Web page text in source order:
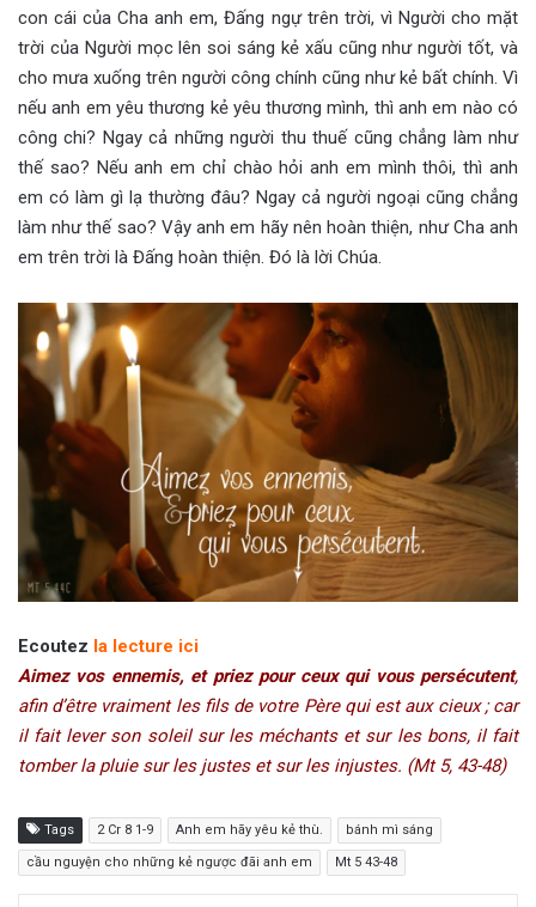
con cái của Cha anh em, Đấng ngự trên trời, vì Người cho mặt
trời của Người mọc lên soi sáng kẻ xấu cũng như người tốt, và
cho mưa xuống trên người công chính cũng như kẻ bất chính. Vì
nếu anh em yêu thương kẻ yêu thương mình, thì anh em nào có
công chi? Ngay cả những người thu thuế cũng chẳng làm như
thế sao? Nếu anh em chỉ chào hỏi anh em mình thôi, thì anh
em có làm gì lạ thường đâu? Ngay cả người ngoại cũng chẳng
làm như thế sao? Vậy anh em hãy nên hoàn thiện, như Cha anh
em trên trời là Đấng hoàn thiện. Đó là lời Chúa.
Ecoutez la lecture ici
Aimez vos ennemis, et priez pour ceux qui vous persécutent,
afin d’être vraiment les fils de votre Père qui est aux cieux ; car
il fait lever son soleil sur les méchants et sur les bons, il fait
tomber la pluie sur les justes et sur les injustes. (Mt 5, 43-48)
Tags 2 Cr 8 1-9 Anh em hãy yêu kẻ thù. bánh mì sáng
cầu nguyện cho những kẻ ngược đãi anh em Mt 5 43-48